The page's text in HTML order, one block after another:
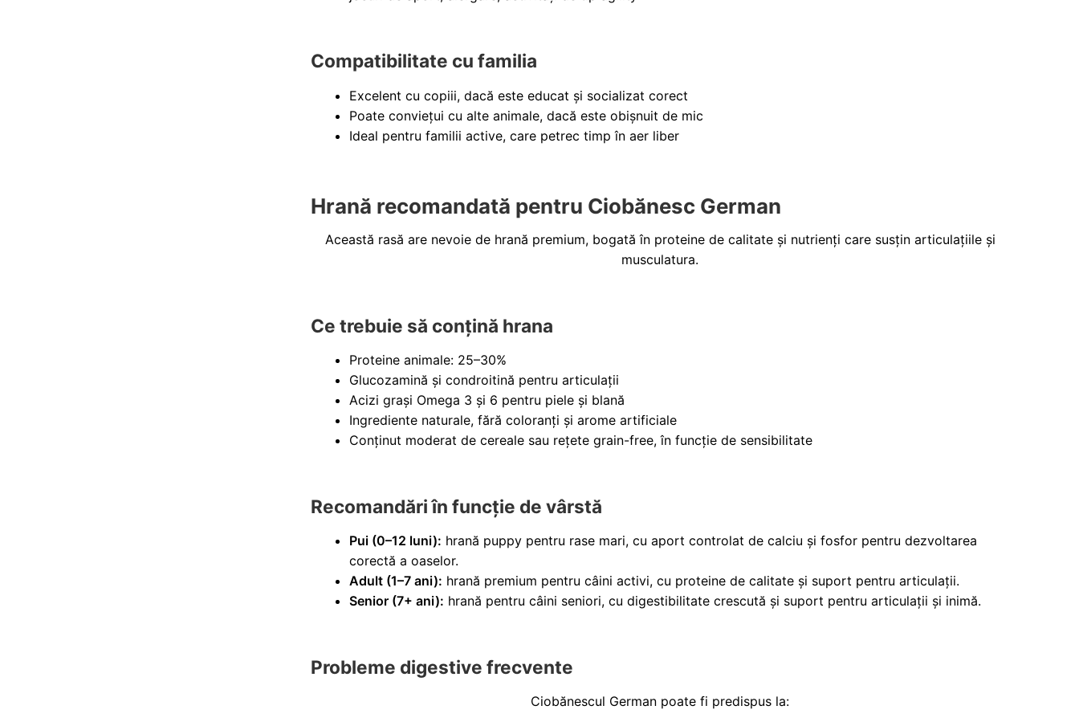
Compatibilitate cu familia
Excelent cu copiii, dacă este educat și socializat corect
Poate conviețui cu alte animale, dacă este obișnuit de mic
Ideal pentru familii active, care petrec timp în aer liber
Hrană recomandată pentru Ciobănesc German
Această rasă are nevoie de hrană premium, bogată în proteine de calitate și nutrienți care susțin articulațiile și
musculatura.
Ce trebuie să conțină hrana
Proteine animale: 25–30%
Glucozamină și condroitină pentru articulații
Acizi grași Omega 3 și 6 pentru piele și blană
Ingrediente naturale, fără coloranți și arome artificiale
Conținut moderat de cereale sau rețete grain-free, în funcție de sensibilitate
Recomandări în funcție de vârstă
Pui (0–12 luni): hrană puppy pentru rase mari, cu aport controlat de calciu și fosfor pentru dezvoltarea
corectă a oaselor.
Adult (1–7 ani): hrană premium pentru câini activi, cu proteine de calitate și suport pentru articulații.
Senior (7+ ani): hrană pentru câini seniori, cu digestibilitate crescută și suport pentru articulații și inimă.
Probleme digestive frecvente
Ciobănescul German poate fi predispus la: